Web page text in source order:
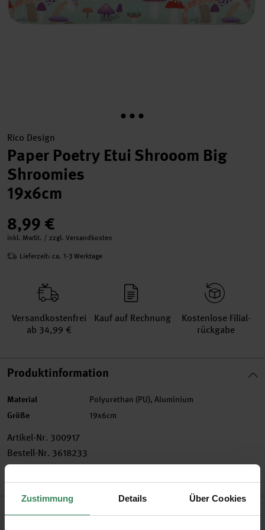
Zustimmung Details Über Cookies
Rico Design
Paper Poetry Etui Shrooom Big
Shroomies
19x6cm
8,99 €
inkl. MwSt. / zzgl. Versandkosten
Lieferzeit: ca. 1-3 Werktage
Versand­kosten­frei
ab 34,99 €
Kauf auf Rechnung
Kosten­lose Filial­
rückgabe
Produktinformation
Material Polyurethan (PU), Aluminium
Größe 19x6cm
Artikel-Nr. 300917
Bestell-Nr. 3618233